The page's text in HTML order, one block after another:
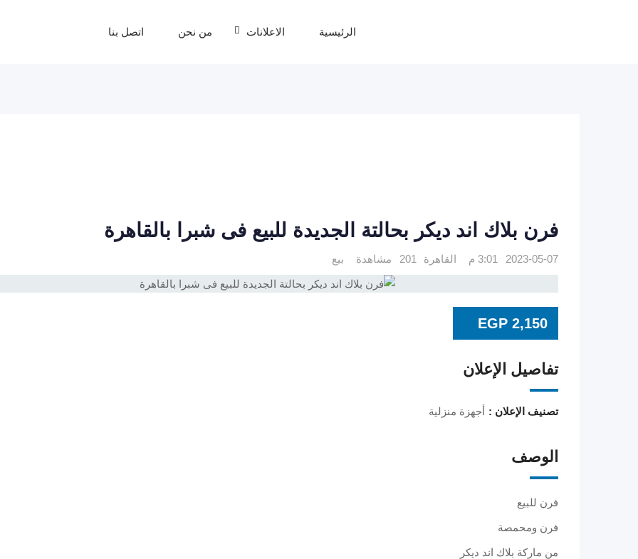
الرئيسية الاعلانات من نحن اتصل بنا
فرن بلاك اند ديكر بحالتة الجديدة للبيع فى شبرا بالقاهرة
2023-05-07 3:01 م القاهرة 201 مشاهدة بيع
EGP 2,150
تفاصيل الإعلان
تصنيف الإعلان : أجهزة منزلية
الوصف
فرن للبيع
فرن ومحمصة
من ماركة بلاك اند ديكر